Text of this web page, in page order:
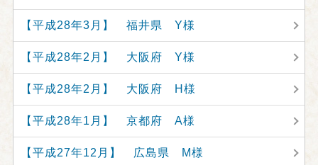
【平成28年3月】 福井県 Y様
【平成28年2月】 大阪府 Y様
【平成28年2月】 大阪府 H様
【平成28年1月】 京都府 A様
【平成27年12月】 広島県 M様